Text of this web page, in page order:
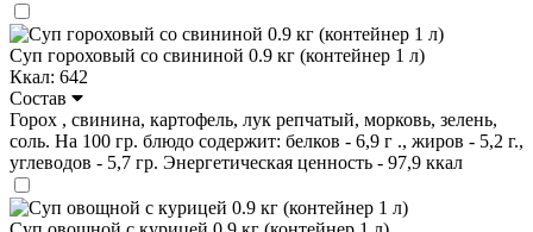
Суп гороховый со свининой 0.9 кг (контейнер 1 л)
Ккал: 642
Состав
Горох , свинина, картофель, лук репчатый, морковь, зелень,
соль. На 100 гр. блюдо содержит: белков - 6,9 г ., жиров - 5,2 г.,
углеводов - 5,7 гр. Энергетическая ценность - 97,9 ккал